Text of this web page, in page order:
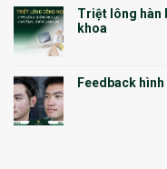
Triệt lông hàn
khoa
Feedback